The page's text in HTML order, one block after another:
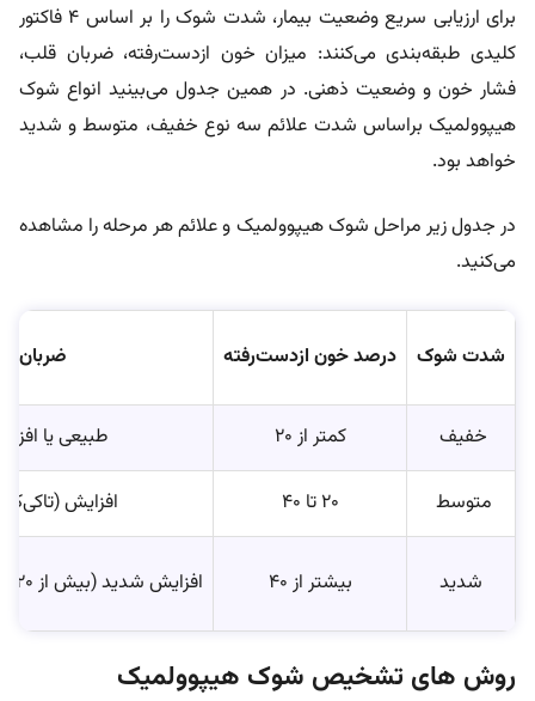
برای ارزیابی سریع وضعیت بیمار، شدت شوک را بر اساس ۴ فاکتور
کلیدی طبقه‌بندی می‌کنند: میزان خون ازدست‌رفته، ضربان قلب،
فشار خون و وضعیت ذهنی. در همین جدول می‌بینید انواع شوک
هیپوولمیک براساس شدت علائم سه نوع خفیف، متوسط و شدید
خواهد بود.
در جدول زیر مراحل شوک هیپوولمیک و علائم هر مرحله را مشاهده
می‌کنید.
شدت شوک درصد خون ازدست‌رفته ضربان
خفیف کمتر از ۲۰ طبیعی یا
متوسط ۲۰ تا ۴۰ افزایش‌
شدید بیشتر از ۴۰ افزایش شدید (بیش از ۱۲۰ تا ۱۴۰ ضربه در دقیقه)
روش های تشخیص شوک هیپوولمیک